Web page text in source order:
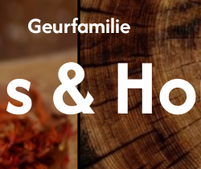
Geurfamilie
&